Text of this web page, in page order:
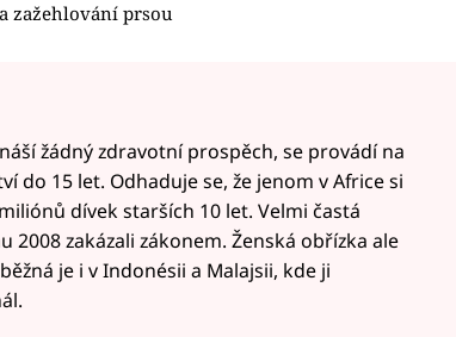
zažehlování prsou
žádný zdravotní prospěch, se provádí na
do 15 let. Odhaduje se, že jenom v Africe si
dívek starších 10 let. Velmi častá
2008 zakázali zákonem. Ženská obřízka ale
je i v Indonésii a Malajsii, kde ji